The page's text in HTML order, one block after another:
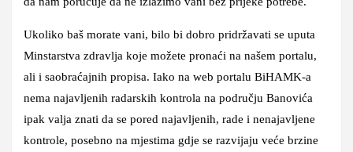
Ukoliko baš morate vani, bilo bi dobro pridržavati se uputa
Minstarstva zdravlja koje možete pronaći na našem portalu,
ali i saobraćajnih propisa. Iako na web portalu BiHAMK-a
nema najavljenih radarskih kontrola na području Banovića
ipak valja znati da se pored najavljenih, rade i nenajavljene
kontrole, posebno na mjestima gdje se razvijaju veće brzine